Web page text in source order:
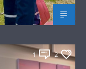
1 2